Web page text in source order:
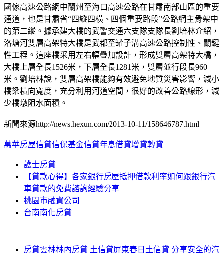
國傢高速公路網中蘭州至海口高速公路在甘肅南部山區的重要
通道，也是甘肅省“四縱四橫、四個重要路段”公路網主骨架中
的第二縱。據承建大橋的武警交通六支隊支隊長劉培林介紹，
洛塘河雙層高架特大橋是武都至罐子溝高速公路控制性、關鍵
性工程。這座橋采用左右幅疊加設計，形成雙層高架特大橋，
大橋上層全長1526米，下層全長1281米，雙層並行段長960
米。劉培林說，雙層高架橋能夠有效避免地質災害影響，減小
橋梁橫向寬度，充分利用河道空間，很好的改善公路線形，減
少橋墩阻水面積。
新聞來源http://news.hexun.com/2013-10-11/158646787.html
萬華房屋信貸信保基金信貸年息借貸增貸轉貸
護士房貸
【貸款心得】各家銀行房屋抵押借款利率如何跟銀行汽
車貸款的免費諮詢經驗分享
桃園市融資公司
台南南化房貸
房貸雲林林內房貸 土信貸屏東春日土信貸 分享安全的汽